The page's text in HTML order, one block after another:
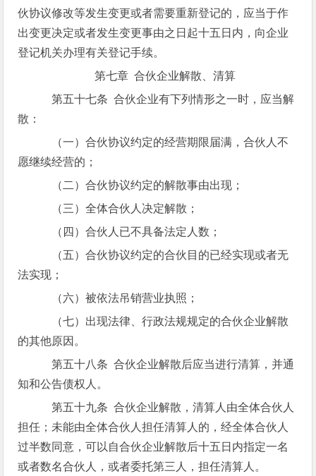
伙协议修改等发生变更或者需要重新登记的，应当于作
出变更决定或者发生变更事由之日起十五日内，向企业
登记机关办理有关登记手续。
第七章 合伙企业解散、清算
第五十七条 合伙企业有下列情形之一时，应当解
散：
（一）合伙协议约定的经营期限届满，合伙人不
愿继续经营的；
（二）合伙协议约定的解散事由出现；
（三）全体合伙人决定解散；
（四）合伙人已不具备法定人数；
（五）合伙协议约定的合伙目的已经实现或者无
法实现；
（六）被依法吊销营业执照；
（七）出现法律、行政法规规定的合伙企业解散
的其他原因。
第五十八条 合伙企业解散后应当进行清算，并通
知和公告债权人。
第五十九条 合伙企业解散，清算人由全体合伙人
担任；未能由全体合伙人担任清算人的，经全体合伙人
过半数同意，可以自合伙企业解散后十五日内指定一名
或者数名合伙人，或者委托第三人，担任清算人。